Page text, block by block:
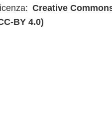
Creative
BY 4.0)